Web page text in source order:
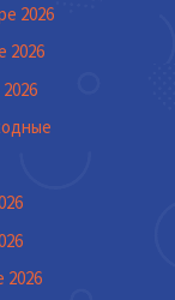
2026
2026
2026